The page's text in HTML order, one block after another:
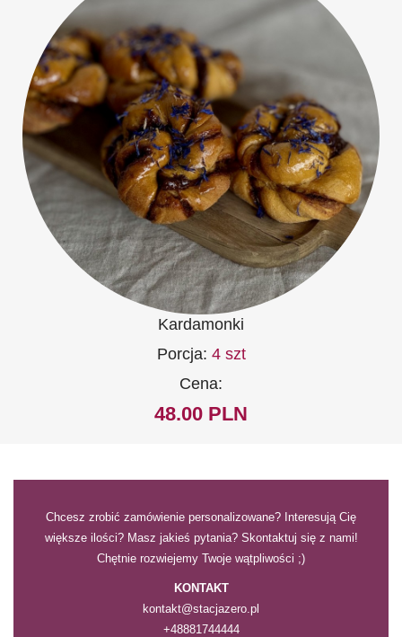
Kardamonki
Porcja: 4 szt
Cena:
48.00 PLN
Chcesz zrobić zamówienie personalizowane? Interesują Cię
większe ilości? Masz jakieś pytania? Skontaktuj się z nami!
Chętnie rozwiejemy Twoje wątpliwości ;)
KONTAKT
kontakt@stacjazero.pl
+48881744444